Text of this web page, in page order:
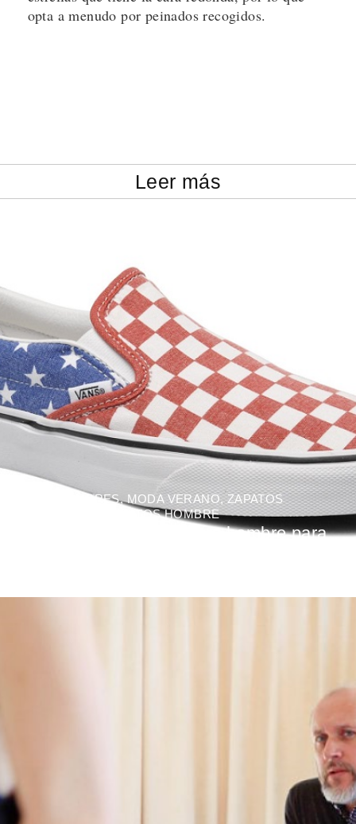
opta a menudo por peinados recogidos.
Leer más
MODA HOMBRES,MODA VERANO,ZAPATOS
ZAPATOS HOMBRE
Los mejores zapatos para hombre para